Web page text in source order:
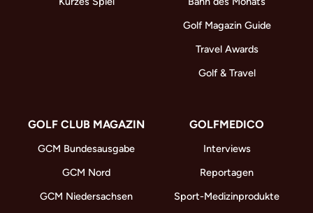
Golf Magazin Guide
Travel Awards
Golf & Travel
GOLF CLUB MAGAZIN
GCM Bundesausgabe
GCM Nord
GCM Niedersachsen
GOLFMEDICO
Interviews
Reportagen
Sport-Medizinprodukte